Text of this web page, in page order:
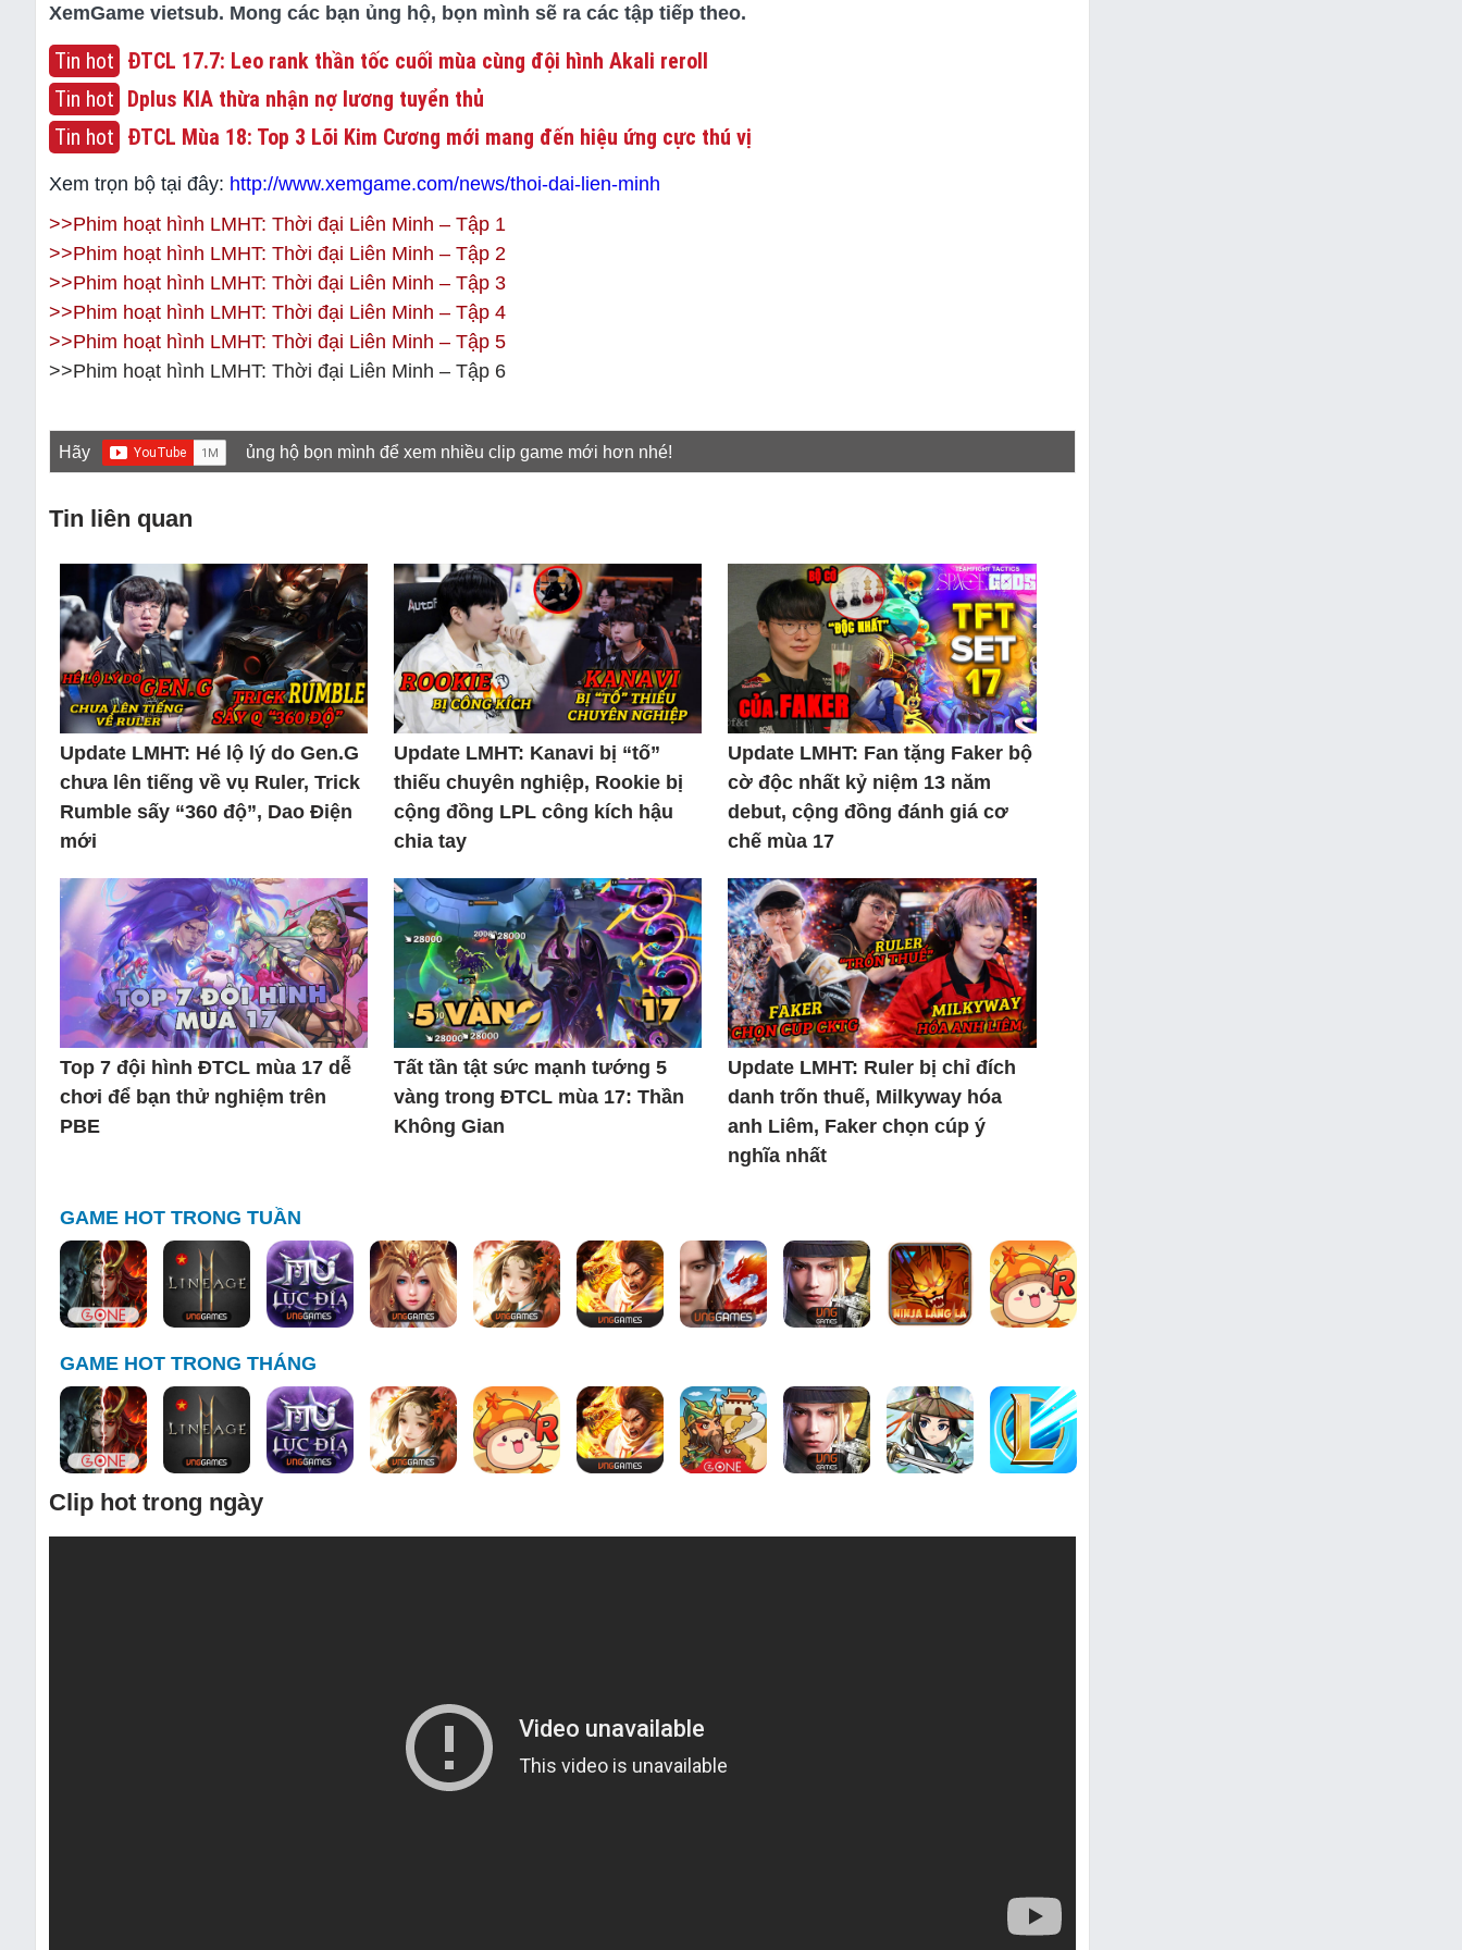
XemGame vietsub. Mong các bạn ủng hộ, bọn mình sẽ ra các tập tiếp theo.
Tin hot ĐTCL 17.7: Leo rank thần tốc cuối mùa cùng đội hình Akali reroll
Tin hot Dplus KIA thừa nhận nợ lương tuyển thủ
Tin hot ĐTCL Mùa 18: Top 3 Lõi Kim Cương mới mang đến hiệu ứng cực thú vị
Xem trọn bộ tại đây: http://www.xemgame.com/news/thoi-dai-lien-minh
>>Phim hoạt hình LMHT: Thời đại Liên Minh – Tập 1
>>Phim hoạt hình LMHT: Thời đại Liên Minh – Tập 2
>>Phim hoạt hình LMHT: Thời đại Liên Minh – Tập 3
>>Phim hoạt hình LMHT: Thời đại Liên Minh – Tập 4
>>Phim hoạt hình LMHT: Thời đại Liên Minh – Tập 5
>>Phim hoạt hình LMHT: Thời đại Liên Minh – Tập 6
Hãy ủng hộ bọn mình để xem nhiều clip game mới hơn nhé!
Tin liên quan
Update LMHT: Hé lộ lý do Gen.G
chưa lên tiếng về vụ Ruler, Trick
Rumble sấy “360 độ”, Dao Điện
mới
Update LMHT: Kanavi bị “tố”
thiếu chuyên nghiệp, Rookie bị
cộng đồng LPL công kích hậu
chia tay
Update LMHT: Fan tặng Faker bộ
cờ độc nhất kỷ niệm 13 năm
debut, cộng đồng đánh giá cơ
chế mùa 17
Top 7 đội hình ĐTCL mùa 17 dễ
chơi để bạn thử nghiệm trên
PBE
Tất tần tật sức mạnh tướng 5
vàng trong ĐTCL mùa 17: Thần
Không Gian
Update LMHT: Ruler bị chỉ đích
danh trốn thuế, Milkyway hóa
anh Liêm, Faker chọn cúp ý
nghĩa nhất
GAME HOT TRONG TUẦN
GAME HOT TRONG THÁNG
Clip hot trong ngày